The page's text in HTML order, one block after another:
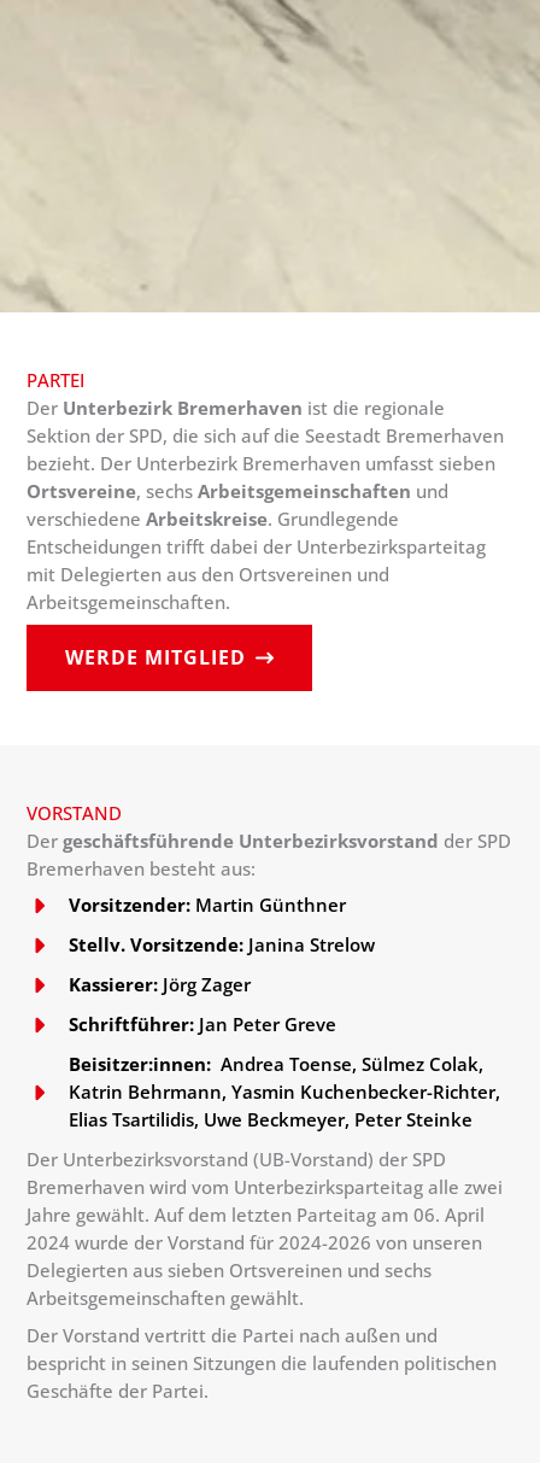
PARTEI
Der Unterbezirk Bremerhaven ist die regionale
Sektion der SPD, die sich auf die Seestadt Bremerhaven
bezieht. Der Unterbezirk Bremerhaven umfasst sieben
Ortsvereine, sechsArbeitsgemeinschaften und
verschiedeneArbeitskreise. Grundlegende
Entscheidungen trifft dabei der Unterbezirksparteitag
mit Delegierten aus den Ortsvereinen und
Arbeitsgemeinschaften.
WERDE MITGLIED
VORSTAND
Dergeschäftsführende Unterbezirksvorstand der SPD
Bremerhaven besteht aus:
Vorsitzender: Martin Günthner
Stellv. Vorsitzende: Janina Strelow
Kassierer: Jörg Zager
Schriftführer: Jan Peter Greve
Beisitzer:innen: Andrea Toense, Sülmez Colak,
Katrin Behrmann, Yasmin Kuchenbecker-Richter,
Elias Tsartilidis, Uwe Beckmeyer, Peter Steinke
Der Unterbezirksvorstand (UB-Vorstand) der SPD
Bremerhaven wird vom Unterbezirksparteitag alle zwei
Jahre gewählt. Auf dem letzten Parteitag am 06. April
2024 wurde der Vorstand für 2024-2026 von unseren
Delegierten aus sieben Ortsvereinen und sechs
Arbeitsgemeinschaften gewählt.
Der Vorstand vertritt die Partei nach außen und
bespricht in seinen Sitzungen die laufenden politischen
Geschäfte der Partei.